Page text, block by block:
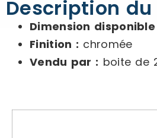
Description
Dimension disponible
Finition : chromée
Vendu par : boite de